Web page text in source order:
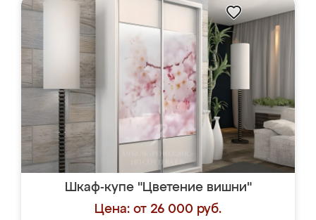
Шкаф-купе "Цветение вишни"
Цена: от 26 000 руб.